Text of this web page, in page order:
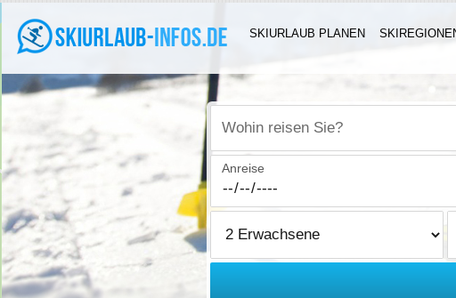
SKIURLAUB PLANEN
Wohin reisen Sie?
Anreise